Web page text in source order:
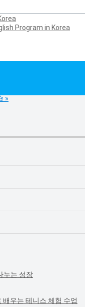
Program in Korea
»
누는 성장
배우는 테니스 체험 수업